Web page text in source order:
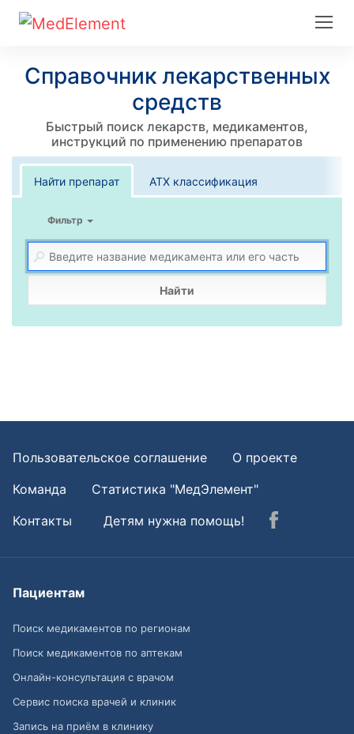
Справочник лекарственных
средств
Быстрый поиск лекарств, медикаментов,
инструкций по применению препаратов
Найти препарат АТХ классификация
Фильтр
Найти
Пользовательское соглашение
О проекте
Команда
Статистика "МедЭлемент"
Контакты
Детям нужна помощь!
Пациентам
Поиск медикаментов по регионам
Поиск медикаментов по аптекам
Онлайн-консультация с врачом
Сервис поиска врачей и клиник
Запись на приём в клинику